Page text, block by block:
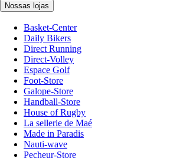
Nossas lojas
Basket-Center
Daily Bikers
Direct Running
Direct-Volley
Espace Golf
Foot-Store
Galope-Store
Handball-Store
House of Rugby
La sellerie de Maé
Made in Paradis
Nauti-wave
Pecheur-Store